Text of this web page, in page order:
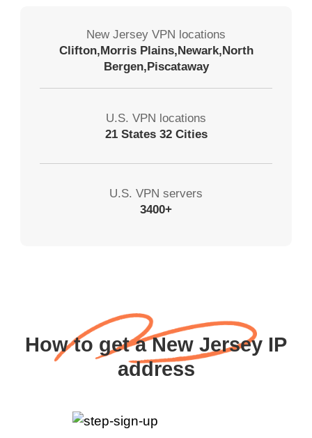
New Jersey VPN locations
Clifton,Morris Plains,Newark,North
Bergen,Piscataway
U.S. VPN locations
21 States 32 Cities
U.S. VPN servers
3400+
How to get a New Jersey IP
address